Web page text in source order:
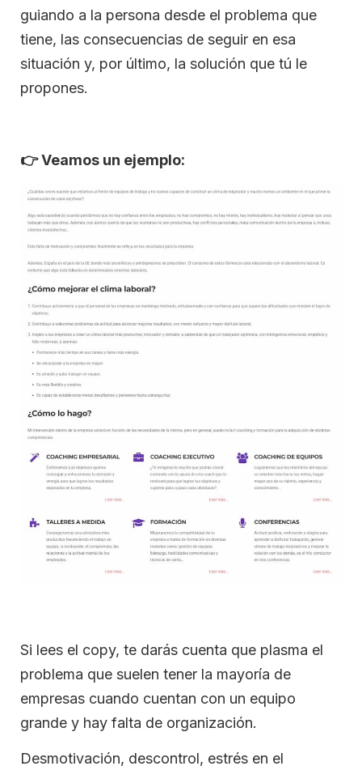
guiando a la persona desde el problema que
tiene, las consecuencias de seguir en esa
situación y, por último, la solución que tú le
propones.
👉Veamos un ejemplo:
Si lees el copy, te darás cuenta que plasma el
problema que suelen tener la mayoría de
empresas cuando cuentan con un equipo
grande y hay falta de organización.
Desmotivación, descontrol, estrés en el